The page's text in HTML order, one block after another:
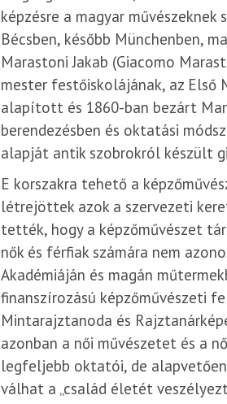
képzésre a magyar
Bécsben, később Münchenben,
Marastoni Jakab (Giacomo
mester festőiskolájának, az Első
alapított és 1860-ban bezárt
berendezésben és oktatási
alapját antik szobrokról készült
E korszakra tehető a
létrejöttek azok a szervezeti
tették, hogy a képzőművészet
nők és férfiak számára nem
Akadémiáján és magán
finanszírozású képzőművészeti
Mintarajztanoda és
azonban a női művészetet és a
legfeljebb oktatói, de
válhat a „család életét